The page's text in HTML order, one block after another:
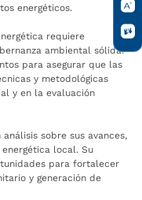
energéticos.
requiere
ambiental sólida.
para asegurar que las
y metodológicas
y en la evaluación
sobre sus avances,
local. Su
para fortalecer
y generación de